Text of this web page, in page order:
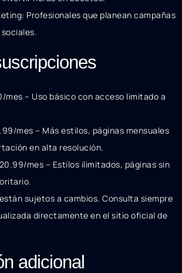
Profesionales que planean campañas
mes – Uso básico con acceso limitado a
mes – Más estilos, páginas mensuales
en alta resolución.
mes – Estilos ilimitados, páginas sin
sujetos a cambios. Consulta siempre
directamente en el sitio oficial de
adicional